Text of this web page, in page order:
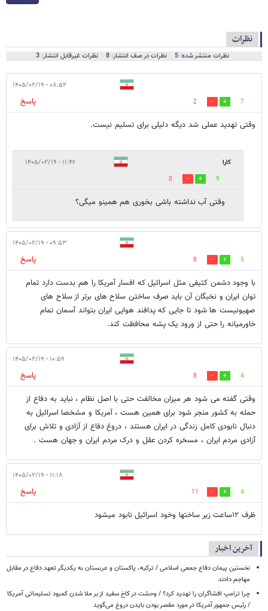
نظرات
نظرات منتشر شده: 5 نظرات در صف انتشار: 8 نظرات غیرقابل انتشار: 3
۰۸:۵۲ - ۱۴۰۵/۰۲/۱۹
7
2
پاسخ
وقتی تهدید عملی شد دیگه دلیلی برای تسلیم نیست.
کارا ۱۱:۴۶ - ۱۴۰۵/۰۲/۱۹
9
0
وقتی آب نداشته باشی بخوری هم همینو میگی؟
۰۹:۵۳ - ۱۴۰۵/۰۲/۱۹
5
8
پاسخ
با وجود دشمن کثیفی مثل اسرائیل که افسار آمریکا را هم بدست دارد تمام
توان ایران و نخبگان آن باید صرف ساختن سلاح های برتر از سلاح های
صهیونیست ها شود تا جایی که پدافند هوایی ایران بتواند آسمان تمام
خاورمیانه را حتی از ورود یک پشه محافظت کند.
۱۰:۵۹ - ۱۴۰۵/۰۲/۱۹
4
8
پاسخ
وقتی گفته می شود هر میزان مخالفت حتی با اصل نظام ، نباید به دفاع از
حمله به کشور منجر شود برای همین هست ، آمریکا و مشخصا اسرائیل به
دنبال نابودی کامل زندگی در ایران هستند ، دروغ دفاع از آزادی و تلاش برای
آزادی مردم ایران ، مسخره کردن عقل و درک مردم ایران و جهان هست .
۱۱:۱۸ - ۱۴۰۵/۰۲/۱۹
4
11
پاسخ
ظرف ۱۲ساعت زیر ساختها وخود اسرائیل نابود میشود
آخرین اخبار
نخستین پیمان دفاع جمعی اسلامی / ترکیه، پاکستان و عربستان به یکدیگر تعهد دفاع در مقابل
مهاجم دادند
چرا ترامپ افشاگران را تهدید کرد؟ / وحشت در کاخ سفید از بر ملا شدن کمبود تسلیحاتی آمریکا
/ رئیس جمهور آمریکا در مورد مقصر بودن بایدن دروغ می‌گوید